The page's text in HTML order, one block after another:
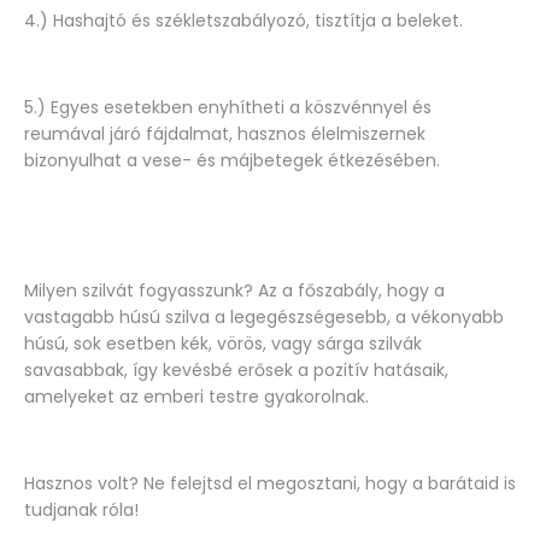
4.) Hashajtó és székletszabályozó, tisztítja a beleket.
5.) Egyes esetekben enyhítheti a köszvénnyel és
reumával járó fájdalmat, hasznos élelmiszernek
bizonyulhat a vese- és májbetegek étkezésében.
Milyen szilvát fogyasszunk? Az a főszabály, hogy a
vastagabb húsú szilva a legegészségesebb, a vékonyabb
húsú, sok esetben kék, vörös, vagy sárga szilvák
savasabbak, így kevésbé erősek a pozitív hatásaik,
amelyeket az emberi testre gyakorolnak.
Hasznos volt? Ne felejtsd el megosztani, hogy a barátaid is
tudjanak róla!